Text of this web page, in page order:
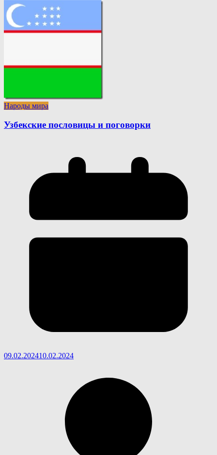
Народы мира
Узбекские пословицы и поговорки
09.02.202410.02.2024